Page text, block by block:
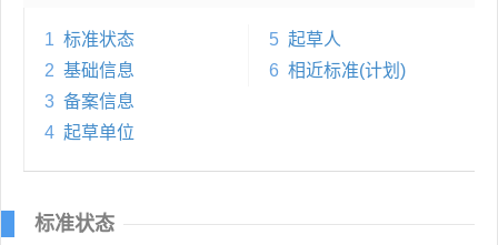
1 标准状态
2 基础信息
3 备案信息
4 起草单位
5 起草人
6 相近标准(计划)
标准状态